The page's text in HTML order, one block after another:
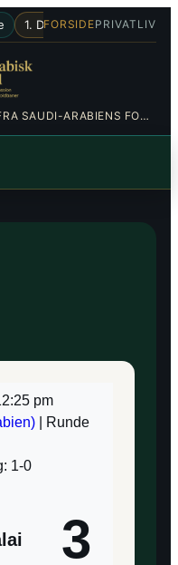
1. Division Al-Hilal•Al-
FORSIDEPRIVATLIV
NYHEDER, ANALYSER OG PASSION FRA SAUDI-ARABIENS FODBOLDBANER
pm
| Runde
1-0
3